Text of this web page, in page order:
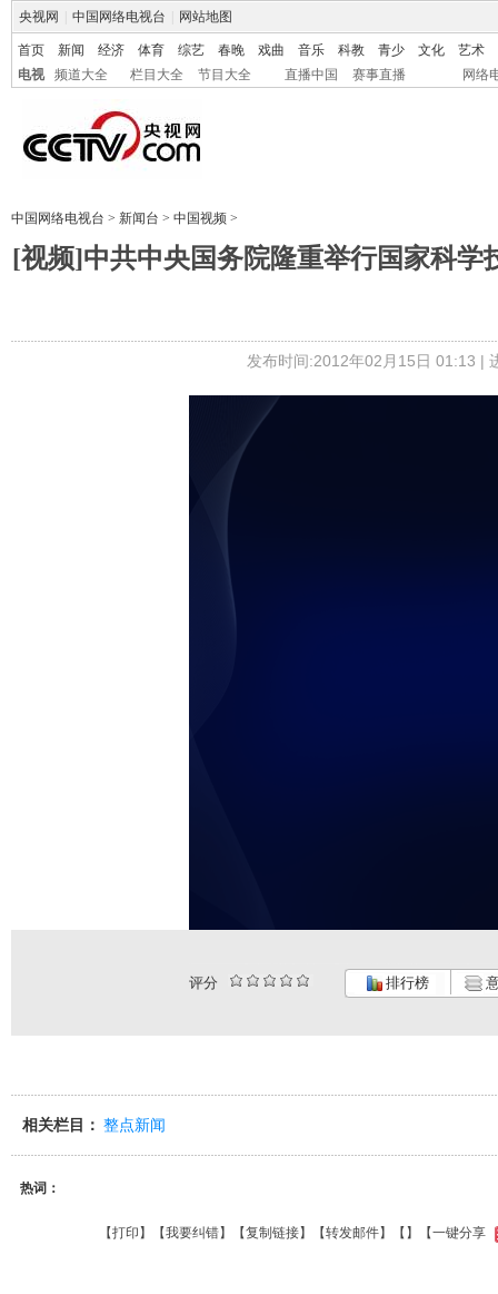
央视网 中国网络电视台 网站地图
首页 新闻 经济 体育 综艺 春晚 戏曲 音乐 科教 青少 文化
艺术
电视
频道大全 栏目大全 节目大全 直播中国 赛事直播 网络
中国网络电视台 > 新闻台 > 中国视频 >
[视频]中共中央国务院隆重举行国家科
发布时间:2012年02月15日 01:13 |
评分 排行榜
相关栏目： 整点新闻
热词：
【打印 】【我要纠错】【复制链接】【转发邮件】【 】 【一键分享